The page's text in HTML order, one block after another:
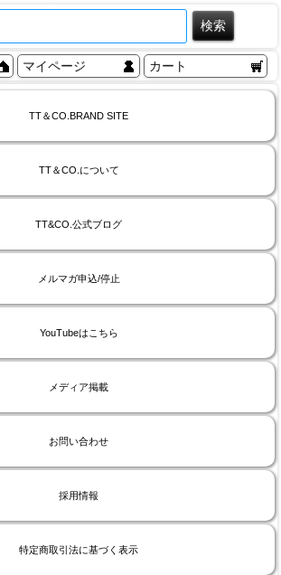
マイページ カート
TT＆CO.BRAND SITE
TT＆CO.について
TT&CO.公式ブログ
メルマガ申込/停止
YouTubeはこちら
メディア掲載
お問い合わせ
採用情報
特定商取引法に基づく表示